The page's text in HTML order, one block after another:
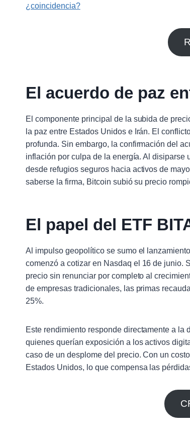
¿coincidencia?
El acuerdo de paz
El componente principal de la subida de
la paz entre Estados Unidos e Irán. El
profunda. Sin embargo, la confirmación del
inflación por culpa de la energía. Al
desde refugios seguros hacia activos de
saberse la firma, Bitcoin subió su precio
El papel del ETF
Al impulso geopolítico se sumo el
comenzó a cotizar en Nasdaq el 16 de junio.
precio sin renunciar por completo al
de empresas tradicionales, las primas
25%.
Este rendimiento responde directamente a
quienes querían exposición a los activos
caso de un desplome del precio. Con un
Estados Unidos, lo que compensa las